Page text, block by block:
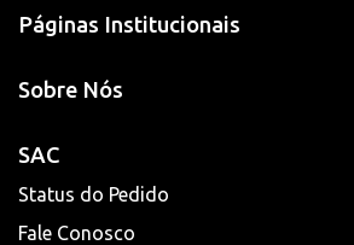
Páginas Institucionais
Sobre Nós
SAC
Status do Pedido
Fale Conosco